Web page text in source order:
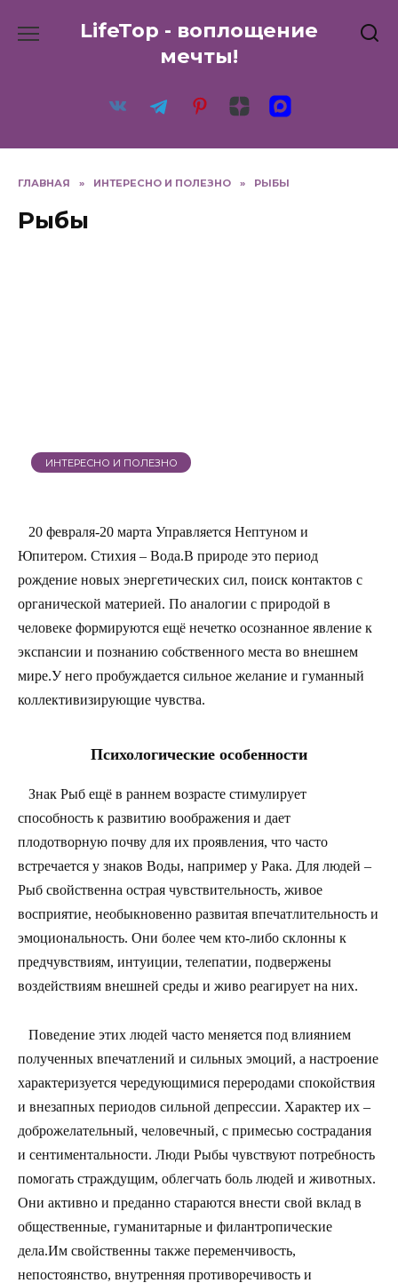
LifeTop - воплощение
мечты!
ГЛАВНАЯ » ИНТЕРЕСНО И ПОЛЕЗНО » РЫБЫ
Рыбы
ИНТЕРЕСНО И ПОЛЕЗНО
20 февраля-20 марта Управляется Нептуном и
Юпитером. Стихия – Вода.В природе это период
рождение новых энергетических сил, поиск контактов с
органической материей. По аналогии с природой в
человеке формируются ещё нечетко осознанное явление к
экспансии и познанию собственного места во внешнем
мире.У него пробуждается сильное желание и гуманный
коллективизирующие чувства.
Психологические особенности
Знак Рыб ещё в раннем возрасте стимулирует
способность к развитию воображения и дает
плодотворную почву для их проявления, что часто
встречается у знаков Воды, например у Рака. Для людей –
Рыб свойственна острая чувствительность, живое
восприятие, необыкновенно развитая впечатлительность и
эмоциональность. Они более чем кто-либо склонны к
предчувствиям, интуиции, телепатии, подвержены
воздействиям внешней среды и живо реагирует на них.
Поведение этих людей часто меняется под влиянием
полученных впечатлений и сильных эмоций, а настроение
характеризуется чередующимися переродами спокойствия
и внезапных периодов сильной депрессии. Характер их –
доброжелательный, человечный, с примесью сострадания
и сентиментальности. Люди Рыбы чувствуют потребность
помогать страждущим, облегчать боль людей и животных.
Они активно и преданно стараются внести свой вклад в
общественные, гуманитарные и филантропические
дела.Им свойственны также переменчивость,
непостоянство, внутренняя противоречивость и